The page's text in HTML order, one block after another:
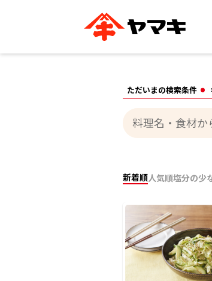
ヤマキ
『めんつゆ』
カテゴリー別
かつお節 削りぶし
お
ただいまの検索条件
新着順人気順塩分の少